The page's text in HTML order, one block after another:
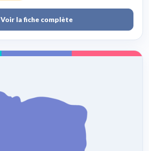
Voir la fiche complète